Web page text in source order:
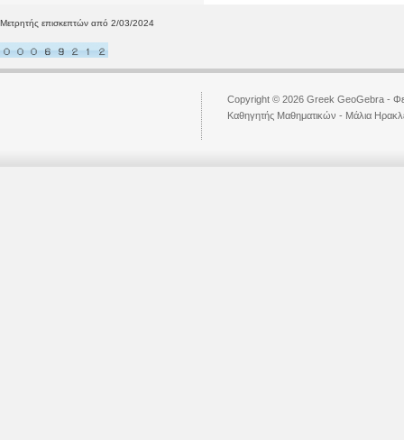
Μετρητής επισκεπτών από 2/03/2024
Copyright © 2026 Greek GeoGebra -
Kαθηγητής Μαθηματικών - Μάλια